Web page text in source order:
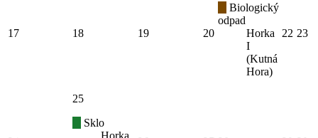
17 18 19 20
Biologický
odpad
Horka
I
(Kutná
Hora)
22 23
25
Sklo
Horka